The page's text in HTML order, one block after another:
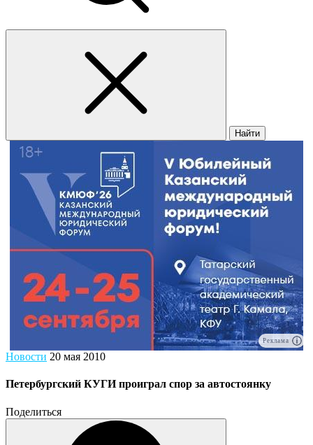
Найти
Реклама
Новости 20 мая 2010
Петербургский КУГИ проиграл спор за автостоянку
Поделиться